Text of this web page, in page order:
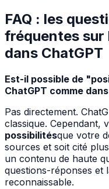
FAQ : les
fréquentes
dans ChatGPT
Est-il possible de
ChatGPT comme
Pas directement.
classique. Cependant,
possibilitésque votre
sources et soit cité
un contenu de haute
questions-réponses et
reconnaissable.